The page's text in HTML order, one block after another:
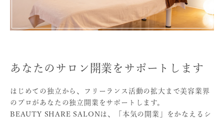
あなたのサロン開業をサポートします
はじめての独立から、フリーランス活動の拡大まで美容業界
のプロがあなたの独立開業をサポートします。
BEAUTY SHARE SALONは、「本気の開業」をかなえる シ